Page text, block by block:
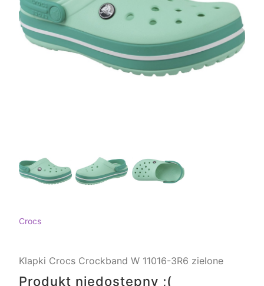
Crocs
Klapki Crocs Crockband W 11016-3R6 zielone
Produkt niedostępny ;(